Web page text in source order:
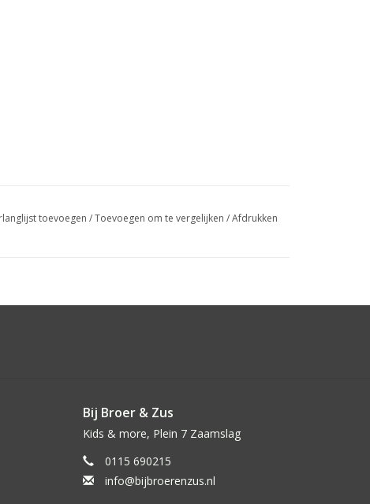
toevoegen /Toevoegen om te vergelijken /Afdrukken
Bij Broer & Zus
Kids & more, Plein 7 Zaamslag
0115 690215
info@bijbroerenzus.nl